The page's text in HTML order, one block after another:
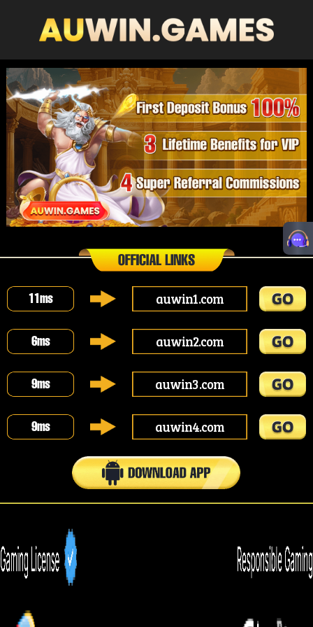
11ms auwin1.com
6ms auwin2.com
9ms auwin3.com
9ms auwin4.com